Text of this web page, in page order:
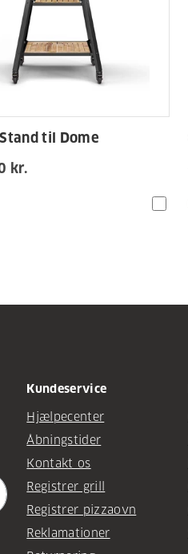
til Dome
kr.
Kundeservice
Hjælpecenter
Åbningstider
Kontakt os
Registrer grill
Registrer pizzaovn
Reklamationer